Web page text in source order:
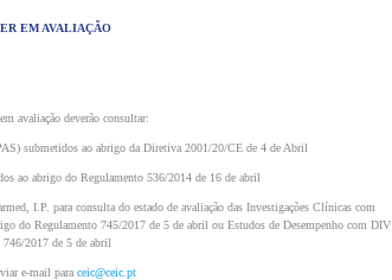
EM AVALIAÇÃO
avaliação deverão consultar:
submetidos ao abrigo da Diretiva 2001/20/CE de 4 de Abril
ao abrigo do Regulamento 536/2014 de 16 de abril
I.P. para consulta do estado de avaliação das Investigações Clínicas com
do Regulamento 745/2017 de 5 de abril ou Estudos de Desempenho com DIV
2017 de 5 de abril
e-mail para ceic@ceic.pt